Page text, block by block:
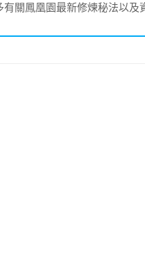
關鳳凰園最新修煉秘法以及